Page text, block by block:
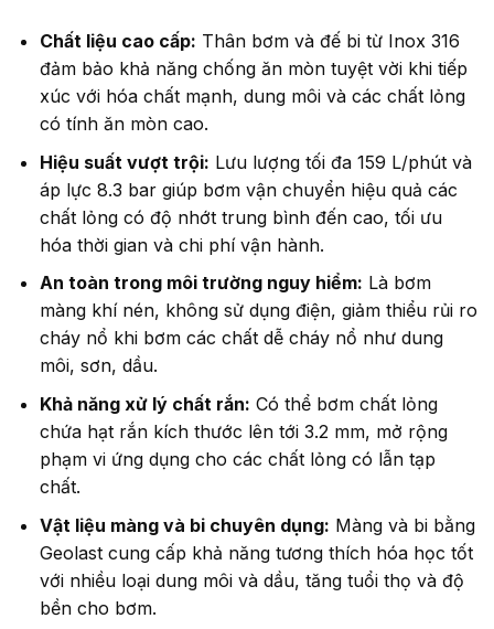
Chất liệu cao cấp: Thân bơm và đế bi từ Inox 316
đảm bảo khả năng chống ăn mòn tuyệt vời khi tiếp
xúc với hóa chất mạnh, dung môi và các chất lỏng
có tính ăn mòn cao.
Hiệu suất vượt trội: Lưu lượng tối đa 159 L/phút và
áp lực 8.3 bar giúp bơm vận chuyển hiệu quả các
chất lỏng có độ nhớt trung bình đến cao, tối ưu
hóa thời gian và chi phí vận hành.
An toàn trong môi trường nguy hiểm: Là bơm
màng khí nén, không sử dụng điện, giảm thiểu rủi ro
cháy nổ khi bơm các chất dễ cháy nổ như dung
môi, sơn, dầu.
Khả năng xử lý chất rắn: Có thể bơm chất lỏng
chứa hạt rắn kích thước lên tới 3.2 mm, mở rộng
phạm vi ứng dụng cho các chất lỏng có lẫn tạp
chất.
Vật liệu màng và bi chuyên dụng: Màng và bi bằng
Geolast cung cấp khả năng tương thích hóa học tốt
với nhiều loại dung môi và dầu, tăng tuổi thọ và độ
bền cho bơm.